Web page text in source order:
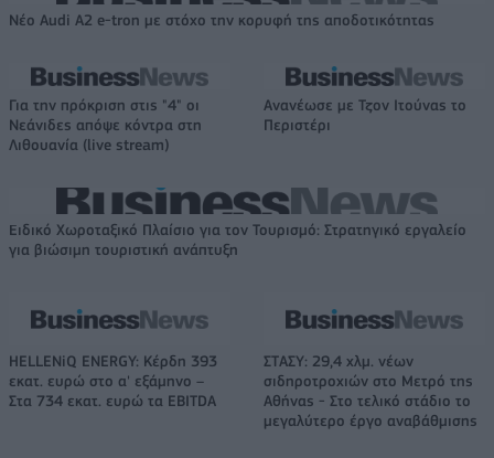
Νέο Audi A2 e-tron με στόχο την κορυφή της αποδοτικότητας
Για την πρόκριση στις "4" οι
Νεάνιδες απόψε κόντρα στη
Λιθουανία (live stream)
Ανανέωσε με Τζον Ιτούνας το
Περιστέρι
Ειδικό Χωροταξικό Πλαίσιο για τον Τουρισμό: Στρατηγικό εργαλείο
για βιώσιμη τουριστική ανάπτυξη
HELLENiQ ENERGY: Κέρδη 393
εκατ. ευρώ στο α' εξάμηνο –
Στα 734 εκατ. ευρώ τα EBITDA
ΣΤΑΣΥ: 29,4 χλμ. νέων
σιδηροτροχιών στο Μετρό της
Αθήνας - Στο τελικό στάδιο το
μεγαλύτερο έργο αναβάθμισης